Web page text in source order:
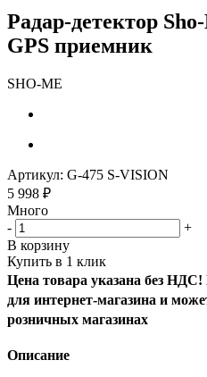
Радар-детектор
GPS приемник
SHO-ME
Артикул: G-475 S-VISION
5 998 ₽
Много
-
+
В корзину
Купить в 1 клик
Цена товара указана без НДС!
для интернет-магазина и
розничных магазинах
Описание